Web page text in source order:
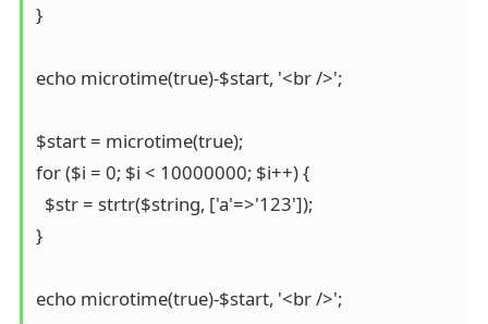
}
echo microtime(true)-$start, '<br />';
$start = microtime(true);
for ($i = 0; $i < 10000000; $i++) {
  $str = strtr($string, ['a'=>'123']);
}
echo microtime(true)-$start, '<br />';